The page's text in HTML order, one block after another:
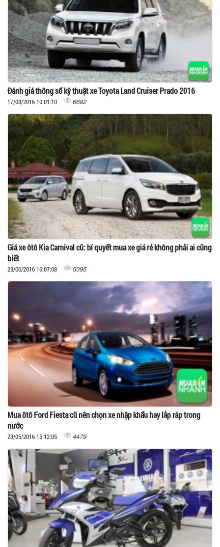
Đánh giá thông số kỹ thuật xe Toyota Land Cruiser Prado 2016
17/08/2016 10:01:10 6692
Giá xe ôtô Kia Carnival cũ: bí quyết mua xe giá rẻ không phải ai cũng
biết
23/06/2016 16:07:08 5095
Mua ôtô Ford Fiesta cũ nên chọn xe nhập khẩu hay lắp ráp trong
nước
23/05/2016 15:12:05 4479